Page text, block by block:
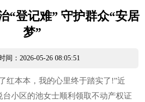
“登记难” 守护群众“安居
梦”
间：2026-05-26 08:05:51
红本本，我的心里终于踏实了!”近
台小区的池女士顺利领取不动产权证